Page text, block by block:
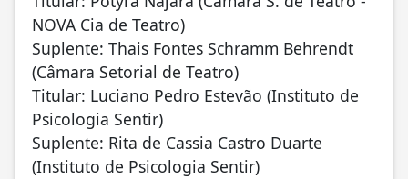
NOVA Cia de Teatro)
Suplente: Thais Fontes Schramm Behrendt
(Câmara Setorial de Teatro)
Titular: Luciano Pedro Estevão (Instituto de
Psicologia Sentir)
Suplente: Rita de Cassia Castro Duarte
(Instituto de Psicologia Sentir)